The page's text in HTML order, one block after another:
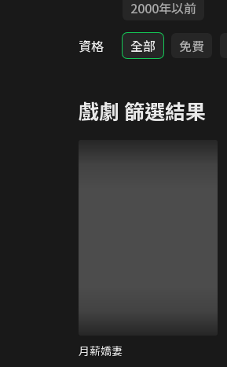
2000年以前
資格
全部 免費
戲劇 篩選結果
月薪嬌妻